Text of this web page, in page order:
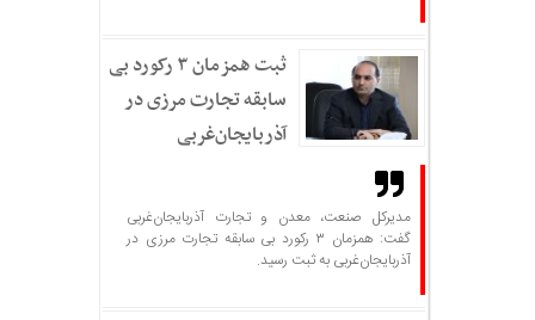
ثبت همزمان ۳ رکورد بی
سابقه تجارت مرزی در
آذربایجان‌غربی
مدیرکل صنعت، معدن و تجارت آذربایجان‌غربی
گفت: همزمان ۳ رکورد بی سابقه تجارت مرزی در
آذربایجان‌غربی به ثبت رسید.